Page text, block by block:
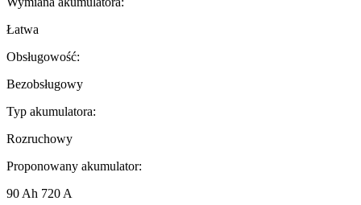
Łatwa
Obsługowość:
Bezobsługowy
Typ akumulatora:
Rozruchowy
Proponowany akumulator:
90 Ah 720 A